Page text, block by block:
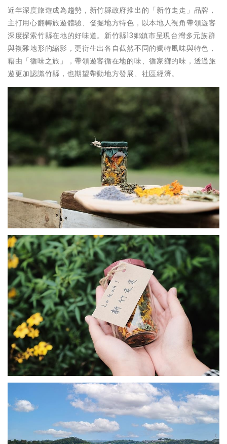
近年深度旅遊成為趨勢，新竹縣政府推出的「新竹走走」品牌，
主打用心翻轉旅遊體驗、發掘地方特色，以本地人視角帶領遊客
深度探索竹縣在地的好味道。新竹縣13鄉鎮市呈現台灣多元族群
與複雜地形的縮影，更衍生出各自截然不同的獨特風味與特色，
藉由「循味之旅」，帶領遊客循在地的味、循家鄉的味，透過旅
遊更加認識竹縣，也期望帶動地方發展、社區經濟。